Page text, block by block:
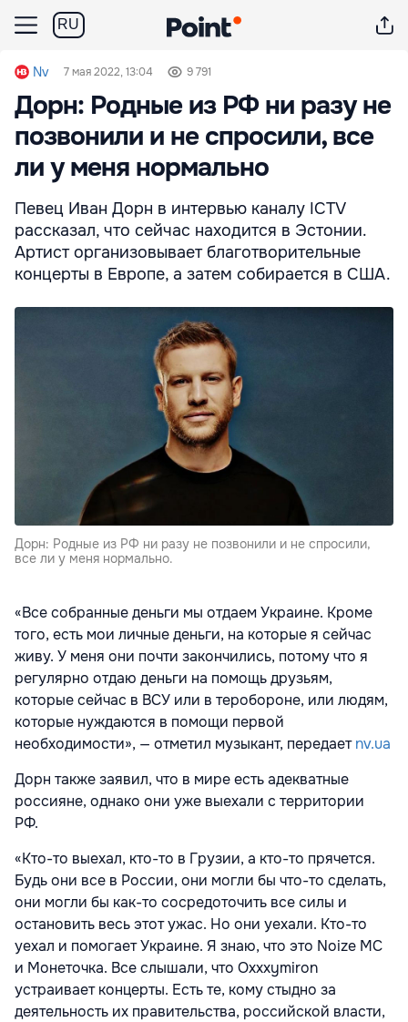
RU
Nv 7 мая 2022, 13:04 9 791
Дорн: Родные из РФ ни разу не
позвонили и не спросили, все
ли у меня нормально
Певец Иван Дорн в интервью каналу ICTV
рассказал, что сейчас находится в Эстонии.
Артист организовывает благотворительные
концерты в Европе, а затем собирается в США.
Дорн: Родные из РФ ни разу не позвонили и не спросили,
все ли у меня нормально.
«Все собранные деньги мы отдаем Украине. Кроме
того, есть мои личные деньги, на которые я сейчас
живу. У меня они почти закончились, потому что я
регулярно отдаю деньги на помощь друзьям,
которые сейчас в ВСУ или в теробороне, или людям,
которые нуждаются в помощи первой
необходимости», — отметил музыкант, передаетnv.ua
Дорн также заявил, что в мире есть адекватные
россияне, однако они уже выехали с территории
РФ.
«Кто-то выехал, кто-то в Грузии, а кто-то прячется.
Будь они все в России, они могли бы что-то сделать,
они могли бы как-то сосредоточить все силы и
остановить весь этот ужас. Но они уехали. Кто-то
уехал и помогает Украине. Я знаю, что это Noize MC
и Монеточка. Все слышали, что Oxxxymiron
устраивает концерты. Есть те, кому стыдно за
деятельность их правительства, российской власти,